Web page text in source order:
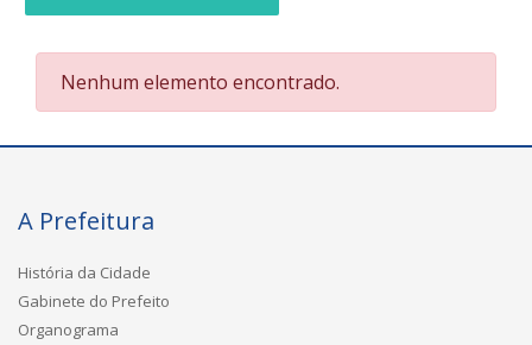
Nenhum elemento encontrado.
A Prefeitura
História da Cidade
Gabinete do Prefeito
Organograma